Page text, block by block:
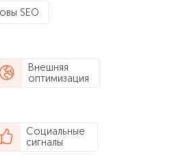
SEO
Внешняя
оптимизация
Социальные
сигналы